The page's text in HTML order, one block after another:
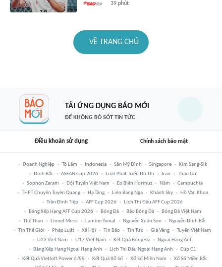
39 phút
VỀ TRANG CHỦ
TẢI ỨNG DỤNG BÁO MỚI
ĐỂ KHÔNG BỎ SÓT TIN TỨC
Điều khoản sử dụng Chính sách bảo mật
Doanh Nghiệp Tô Lâm Indonesia Sân Mỹ Đình Singapore
Kim Sang-Sik
Đình Bắc
ASEAN Cup 2026 Luật Phát Triển Đô Thị Iran
Tháo Gỡ
Sophon Zaram
Đội Tuyển Việt Nam Eo Biển Hormuz Năm
Campuchia
THPT Chuyên Tuyên Quang
Hạ Tầng Liên Bang Nga Khánh Sky
Hồ Văn Khoa
Trần Đình Tiệp
AFF Cup 2026
Lịch Thi Đấu AFF Cup 2026
Bảng Xếp Hạng AFF Cup 2026
Bóng Đá Báo Bóng Đá
Bóng Đá Việt Nam
Thể Thao
Lionel Messi Lamine Yamal Nguyễn Xuân Son
Nguyễn Đình Bắc
Tin Thế Giới
Pháp Luật Xã Hội Tin Bão Tin Tức Giá Vàng
Tuyển Việt Nam
U23 Việt Nam
U17 Việt Nam Kết Quả Bóng Đá
Ngoại Hạng Anh
Bảng Xếp Hạng Ngoại Hạng Anh
Lịch Thi Đấu Ngoại Hạng Anh
Cúp C1
Kết Quả Vietlott Power 6/55
Kết Quả Xổ Số Xổ Số Miền Nam
Xổ Số Miền Bắc